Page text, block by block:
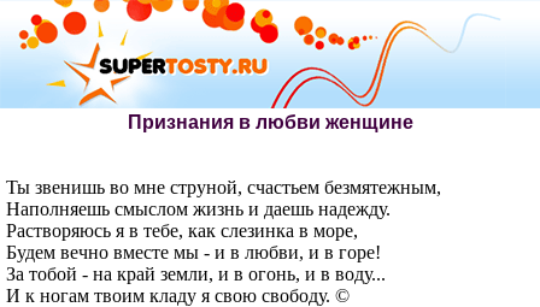
Признания в любви женщине
Ты звенишь во мне струной, счастьем безмятежным,
Наполняешь смыслом жизнь и даешь надежду.
Растворяюсь я в тебе, как слезинка в море,
Будем вечно вместе мы - и в любви, и в горе!
За тобой - на край земли, и в огонь, и в воду...
И к ногам твоим кладу я свою свободу. ©